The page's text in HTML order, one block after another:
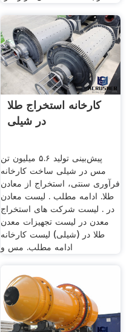
کارخانه استخراج طلا
در شیلی
پیش‌بینی تولید ۵.۶ میلیون تن
مس در شیلی ساخت کارخانه
فرآوری سنتی، استخراج از معادن
طلا. ادامه مطلب . لیست معادن
در . لیست شرکت های استخراج
معدن در لیست تجهیزات معدن
طلا در (شیلی) لیست کارخانه
ادامه مطلب. مس و